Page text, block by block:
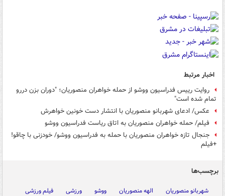
اخبار مرتبط
روایت رییس فدراسیون ووشو از حمله خواهران منصوریان؛ "دوران بزن دررو
تمام شده است"
عکس/ ادعای شهربانو منصوریان با انتشار دست خونین خواهرش
فیلم/ حمله‌ خواهران منصوریان به اتاق ریاست فدراسیون ووشو
جنجال تازه خواهران منصوریان با حمله به فدراسیون ووشو/ خودزنی با چاقو!
+فیلم
برچسب‌ها
شهربانو منصوریان الهه منصوریان ووشو ورزشی فیلم ورزشی